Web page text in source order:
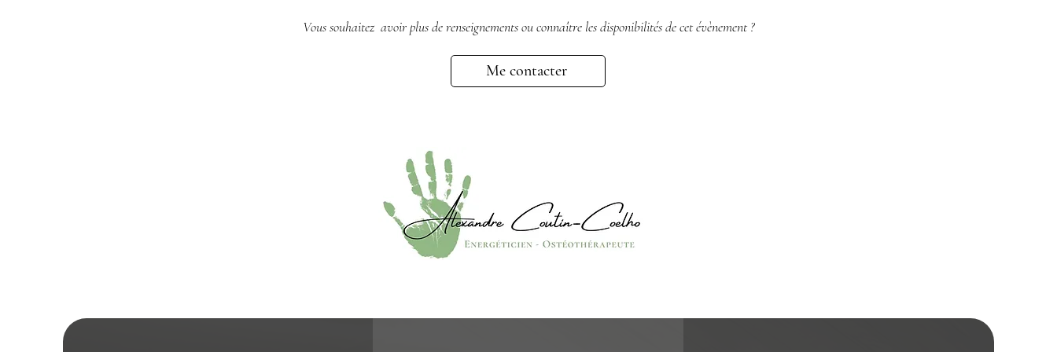
Vous souhaitez avoir plus de renseignements ou connaître les disponibilités de cet évènement ?​
Me contacter